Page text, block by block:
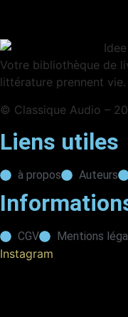
Votre bibliothèque de
littérature prennent vie.
© Classique Audio –
Liens utiles
à propos Auteurs
CGV Mentions
Instagram